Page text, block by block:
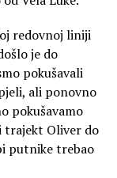
redovnoj liniji
je do
pokušavali
ali ponovno
pokušavamo
trajekt Oliver do
putnike trebao